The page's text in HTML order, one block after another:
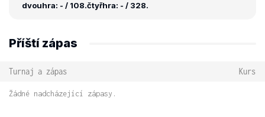
dvouhra: - / 108.čtyřhra: - / 328.
Příští zápas
Turnaj a zápas Kurs
Žádné nadcházející zápasy.